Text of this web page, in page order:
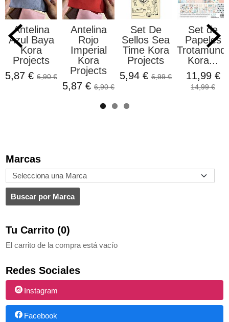
Marcas
Tu Carrito (0)
El carrito de la compra está vacío
Redes Sociales
Instagram
Facebook
Antelina
Azul Baya
Kora
Projects
5,87 € 6,90 €
Antelina
Rojo
Imperial
Kora
Projects
5,87 € 6,90 €
Set De
Sellos Sea
Time Kora
Projects
5,94 € 6,99 €
Set de
Papeles
Kora...
11,99 €
14,99 €